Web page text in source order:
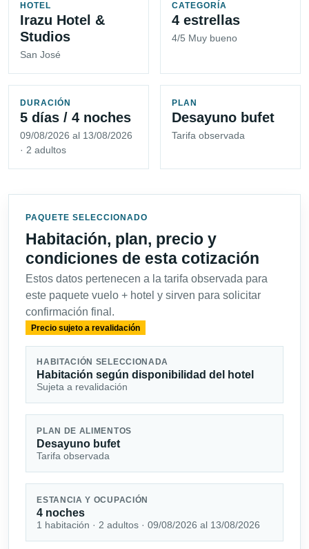
HOTEL
Irazu Hotel &
Studios
San José
CATEGORÍA
4 estrellas
4/5 Muy bueno
DURACIÓN
5 días / 4 noches
09/08/2026 al 13/08/2026
· 2 adultos
PLAN
Desayuno bufet
Tarifa observada
PAQUETE SELECCIONADO
Habitación, plan, precio y
condiciones de esta cotización
Estos datos pertenecen a la tarifa observada para
este paquete vuelo + hotel y sirven para solicitar
confirmación final.
Precio sujeto a revalidación
HABITACIÓN SELECCIONADA
Habitación según disponibilidad del hotel
Sujeta a revalidación
PLAN DE ALIMENTOS
Desayuno bufet
Tarifa observada
ESTANCIA Y OCUPACIÓN
4 noches
1 habitación · 2 adultos · 09/08/2026 al 13/08/2026